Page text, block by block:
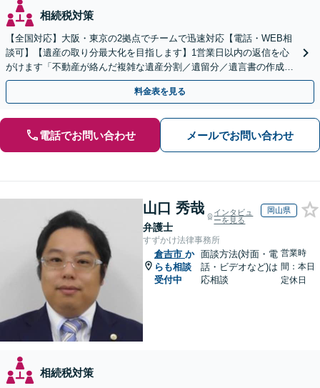
相続税対策
【全国対応】大阪・東京の2拠点でチームで迅速対応【電話・WEB相
談可】【遺産の取り分最大化を目指します】1営業日以内の返信を心
がけます「不動産が絡んだ複雑な遺産分割／遺留分／遺言書の作成・
執行／事業承継など、お任せください」【休日相談あり】
料金表を見る
電話でお問い合わせ メールでお問い合わせ
山口 秀哉
弁護士
インタビュ
ーを見る
岡山県
すずかけ法律事務所
倉吉市 か
らも相談
受付中
面談方法(対面・電
話・ビデオなど)は
応相談
営業時
間：本日
定休日
相続税対策